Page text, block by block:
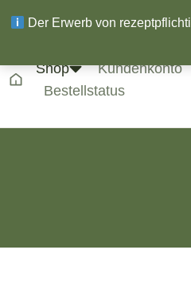
Shop Kundenkonto
Bestellstatus
Der Erwerb von